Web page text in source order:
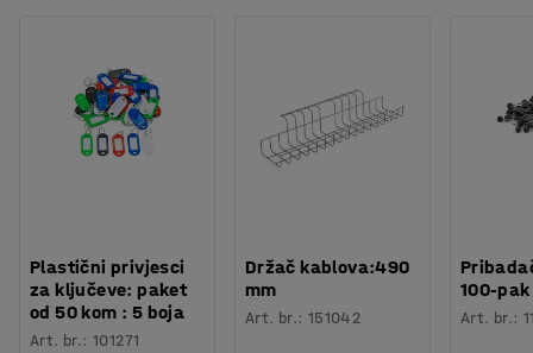
Plastični privjesci
za ključeve: paket
od 50 kom : 5 boja
Art. br.:101271
Držač kablova:490
mm
Art. br.: 151042
100-pak
Art. br.: